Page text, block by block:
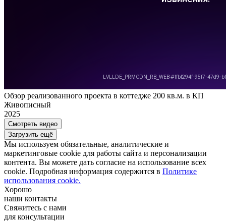
Обзор реализованного проекта в коттедже 200 кв.м. в КП
Живописный
2025
Смотреть видео
Загрузить ещё
Мы используем обязательные, аналитические и
маркетинговые cookie для работы сайта и персонализации
контента. Вы можете дать согласие на использование всех
cookie. Подробная информация содержится в Политике
использования cookie.
Хорошо
наши контакты
Свяжитесь с нами
для консультации